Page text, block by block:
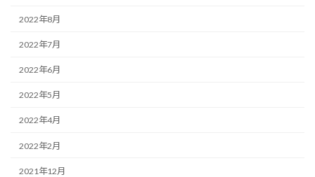
2022年8月
2022年7月
2022年6月
2022年5月
2022年4月
2022年2月
2021年12月